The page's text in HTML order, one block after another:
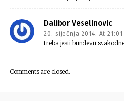
Dalibor Veselinovic
20. siječnja 2014. At 21:01
treba jesti bundevu
Comments are closed.